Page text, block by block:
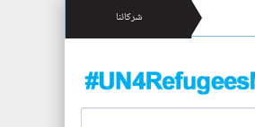
شركائنا